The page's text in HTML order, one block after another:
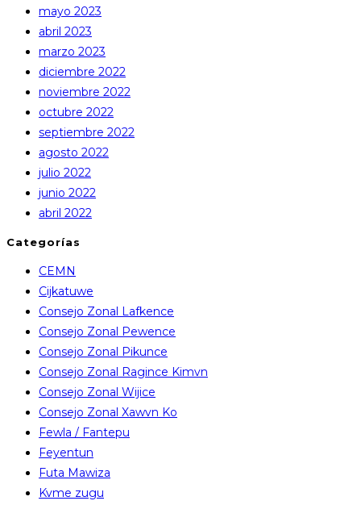
mayo 2023
abril 2023
marzo 2023
diciembre 2022
noviembre 2022
octubre 2022
septiembre 2022
agosto 2022
julio 2022
junio 2022
abril 2022
Categorías
CEMN
Cijkatuwe
Consejo Zonal Lafkence
Consejo Zonal Pewence
Consejo Zonal Pikunce
Consejo Zonal Ragince Kimvn
Consejo Zonal Wijice
Consejo Zonal Xawvn Ko
Fewla / Fantepu
Feyentun
Futa Mawiza
Kvme zugu